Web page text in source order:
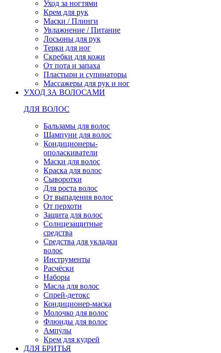
Уход за ногтями
Крем для рук
Маски / Плинги
Увлажнение / Питание
Лосьоны для рук
Терки для ног
Скребки для кожи
От пота и запаха
Пластыри и супинаторы
Массажеры для рук и ног
УХОД ЗА ВОЛОСАМИ
ДЛЯ ВОЛОС
Бальзамы для волос
Шампуни для волос
Кондиционеры-
ополаскиватели
Маски для волос
Краска для волос
Сыворотки
Для роста волос
От выпадения волос
От перхоти
Защита для волос
Солнцезащитные
средства
Средства для укладки
волос
Инструменты
Расчёски
Наборы
Масла для волос
Спрей-детокс
Кондиционер-маска
Молочко для волос
Флюиды для волос
Ампулы
Крем для кудрей
ДЛЯ БРИТЬЯ